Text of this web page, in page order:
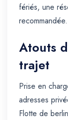
fériés, une
recommandée.
Atouts
trajet
Prise en
adresses
Flotte de